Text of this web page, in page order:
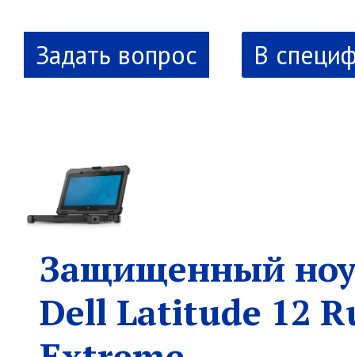
В
Защищенный
Dell Latitude 12